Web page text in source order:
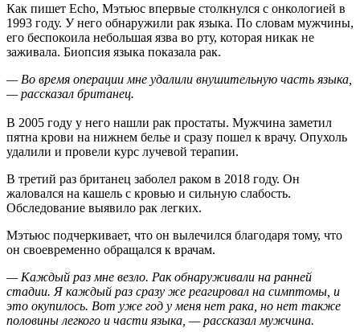
Как пишет Echo, Мэтьюс впервые столкнулся с онкологией в
1993 году. У него обнаружили рак языка. По словам мужчины,
его беспокоила небольшая язва во рту, которая никак не
заживала. Биопсия языка показала рак.
— Во время операции мне удалили внушительную часть языка,
— рассказал британец.
В 2005 году у него нашли рак простаты. Мужчина заметил
пятна крови на нижнем белье и сразу пошел к врачу. Опухоль
удалили и провели курс лучевой терапии.
В третий раз британец заболел раком в 2018 году. Он
жаловался на кашель с кровью и сильную слабость.
Обследование выявило рак легких.
Мэтьюс подчеркивает, что он вылечился благодаря тому, что
он своевременно обращался к врачам.
— Каждый раз мне везло. Рак обнаруживали на ранней
стадии. Я каждый раз сразу же реагировал на симптомы, и
это окупилось. Вот уже год у меня нет рака, но нет также
половины легкого и части языка, — рассказал мужчина.